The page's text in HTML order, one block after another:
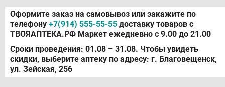
Оформите заказ на самовывоз или закажите по
телефону +7(914) 555-55-55 доставку товаров с
ТВОЯАПТЕКА.РФ Маркет ежедневно с 9.00 до 21.00
Сроки проведения: 01.08 – 31.08. Чтобы увидеть
скидки, выберите аптеку по адресу: г. Благовещенск,
ул. Зейская, 256